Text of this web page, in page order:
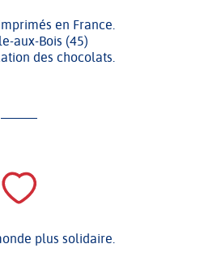
en France.
aux-Bois (45)
des chocolats.
plus solidaire.